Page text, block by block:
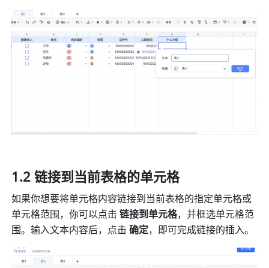
1.2 链接到当前表格的单元格
如果你想要将单元格内容链接到当前表格的指定单元格或
单元格范围，你可以点击 链接到单元格，并框选单元格范
围。输入文本内容后，点击 确定，即可完成链接的插入。